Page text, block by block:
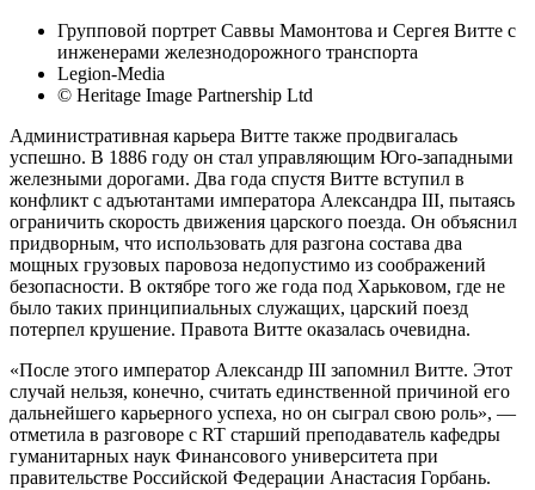
Групповой портрет Саввы Мамонтова и Сергея Витте с
инженерами железнодорожного транспорта
Legion-Media
© Heritage Image Partnership Ltd
Административная карьера Витте также продвигалась
успешно. В 1886 году он стал управляющим Юго-западными
железными дорогами. Два года спустя Витте вступил в
конфликт с адъютантами императора Александра III, пытаясь
ограничить скорость движения царского поезда. Он объяснил
придворным, что использовать для разгона состава два
мощных грузовых паровоза недопустимо из соображений
безопасности. В октябре того же года под Харьковом, где не
было таких принципиальных служащих, царский поезд
потерпел крушение. Правота Витте оказалась очевидна.
«После этого император Александр III запомнил Витте. Этот
случай нельзя, конечно, считать единственной причиной его
дальнейшего карьерного успеха, но он сыграл свою роль», —
отметила в разговоре с RT старший преподаватель кафедры
гуманитарных наук Финансового университета при
правительстве Российской Федерации Анастасия Горбань.